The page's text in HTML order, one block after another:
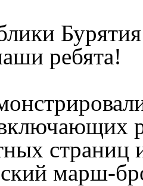
ребята!
страниц
марш-